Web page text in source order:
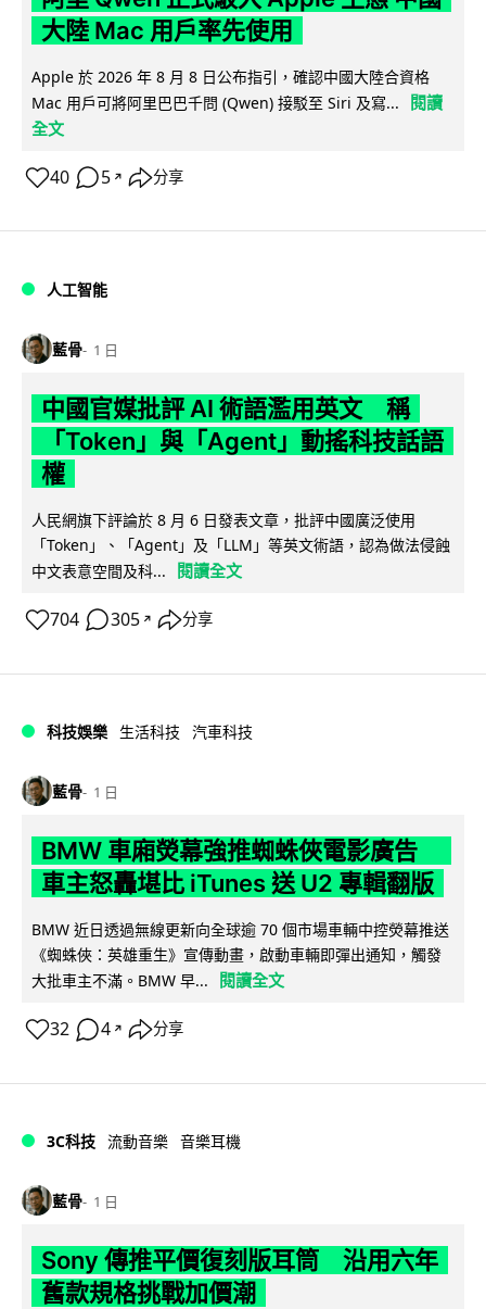
大陸 Mac 用戶率先使用
Apple 於 2026 年 8 月 8 日公布指引，確認中國大陸合資格
Mac 用戶可將阿里巴巴千問 (Qwen) 接駁至 Siri 及寫...
閱讀
全文
40 5 ↗ 分享
人工智能
藍骨 1 日
中國官媒批評 AI 術語濫用英文 稱
「Token」與「Agent」動搖科技話語
權
人民網旗下評論於 8 月 6 日發表文章，批評中國廣泛使用
「Token」、「Agent」及「LLM」等英文術語，認為做法侵蝕
中文表意空間及科...
閱讀全文
704 305 ↗ 分享
科技娛樂 生活科技 汽車科技
藍骨 1 日
BMW 車廂熒幕強推蜘蛛俠電影廣告
車主怒轟堪比 iTunes 送 U2 專輯翻版
BMW 近日透過無線更新向全球逾 70 個市場車輛中控熒幕推送
《蜘蛛俠：英雄重生》宣傳動畫，啟動車輛即彈出通知，觸發
大批車主不滿。BMW 早...
閱讀全文
32 4 ↗ 分享
3C科技 流動音樂 音樂耳機
藍骨 1 日
Sony 傳推平價復刻版耳筒 沿用六年
舊款規格挑戰加價潮